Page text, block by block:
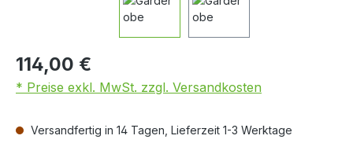
114,00 €
* Preise exkl. MwSt. zzgl. Versandkosten
Versandfertig in 14 Tagen, Lieferzeit 1-3 Werktage